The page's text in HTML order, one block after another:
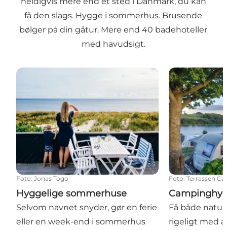
få den slags. Hygge i sommerhus. Brusende
bølger på din gåtur. Mere end 40 badehoteller
med havudsigt.
Hyggelige sommerhuse
Foto: Jonas Togo
Hyggelige sommerhuse
Selvom navnet snyder, gør en ferie
eller en week-end i sommerhus
Foto: Terrassen
Få både
rigeligt med